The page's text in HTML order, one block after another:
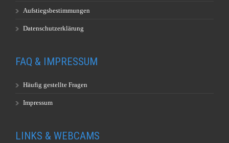
Aufstiegsbestimmungen
Datenschutzerklärung
FAQ & IMPRESSUM
Häufig gestellte Fragen
Impressum
LINKS & WEBCAMS